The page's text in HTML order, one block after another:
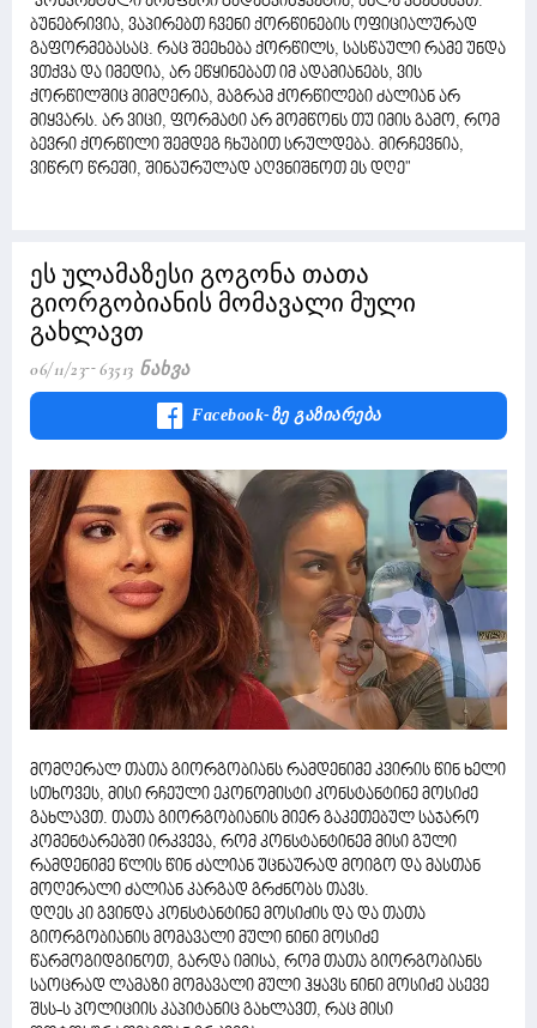
ბუნებრივია, ვაპირებთ ჩვენი ქორწინების ოფიციალურად
გაფორმებასაც. რაც შეეხება ქორწილს, სასწაული რამე უნდა
ვთქვა და იმედია, არ ეწყინებათ იმ ადამიანებს, ვის
ქორწილშიც მიმღერია, მაგრამ ქორწილები ძალიან არ
მიყვარს. არ ვიცი, ფორმატი არ მომწონს თუ იმის გამო, რომ
ბევრი ქორწილი შემდეგ ჩხუბით სრულდება. მირჩევნია,
ვიწრო წრეში, შინაურულად აღვნიშნოთ ეს დღე"
ეს ულამაზესი გოგონა თათა
გიორგობიანის მომავალი მული
გახლავთ
06/11/23 63513 Ნახვა
Facebook-Ზე Გაზიარება
მომღერალ თათა გიორგობიანს რამდენიმე კვირის წინ ხელი
სთხოვეს, მისი რჩეული ეკონომისტი კონსტანტინე მოსიძე
გახლავთ. თათა გიორგობიანის მიერ გაკეთებულ საჯარო
კომენტარებში ირკვევა, რომ კონსტანტინემ მისი გული
რამდენიმე წლის წინ ძალიან უცნაურად მოიგო და მასთან
მოღერალი ძალიან კარგად გრძნობს თავს.
დღეს კი გვინდა კონსტანტინე მოსიძის და და თათა
გიორგობიანის მომავალი მული ნინი მოსიძე
წარმოგიდგინოთ, გარდა იმისა, რომ თათა გიორგობიანს
საოცრად ლამაზი მომავალი მული ჰყავს ნინი მოსიძე ასევე
შსს-ს პოლიციის კაპიტანიც გახლავთ, რაც მისი